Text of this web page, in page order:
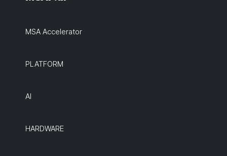
MSA Accelerator
PLATFORM
AI
HARDWARE